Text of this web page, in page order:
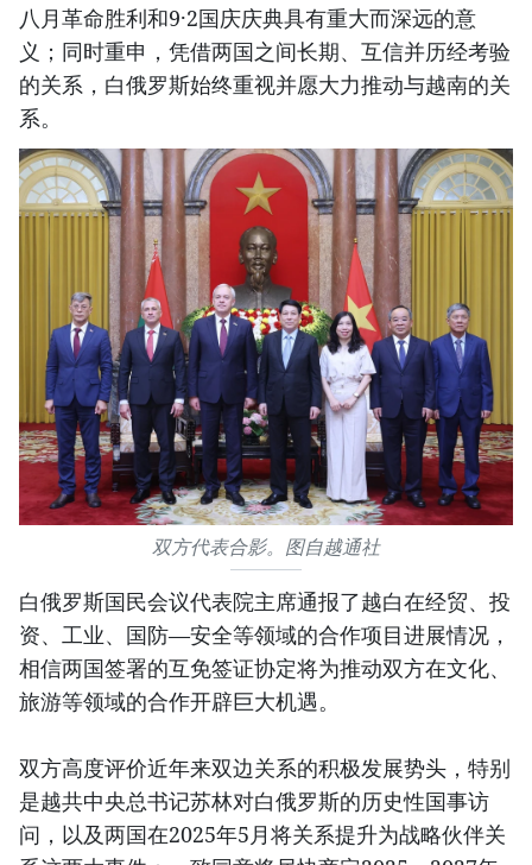
八月革命胜利和9·2国庆庆典具有重大而深远的意
义；同时重申，凭借两国之间长期、互信并历经考验
的关系，白俄罗斯始终重视并愿大力推动与越南的关
系。
双方代表合影。图自越通社
白俄罗斯国民会议代表院主席通报了越白在经贸、投
资、工业、国防—安全等领域的合作项目进展情况，
相信两国签署的互免签证协定将为推动双方在文化、
旅游等领域的合作开辟巨大机遇。
双方高度评价近年来双边关系的积极发展势头，特别
是越共中央总书记苏林对白俄罗斯的历史性国事访
问，以及两国在2025年5月将关系提升为战略伙伴关